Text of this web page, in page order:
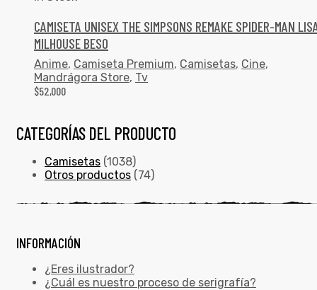
CAMISETA UNISEX THE SIMPSONS REMAKE SPIDER-MAN
MILHOUSE BESO
Anime, Camiseta Premium, Camisetas, Cine,
Mandrágora Store, Tv
$52,000
CATEGORÍAS DEL PRODUCTO
Camisetas (1038)
Otros productos (74)
INFORMACIÓN
¿Eres ilustrador?
¿Cuál es nuestro proceso de serigrafía?